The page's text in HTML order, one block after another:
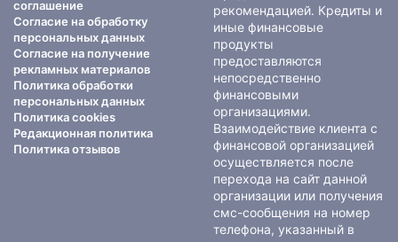
соглашение
Согласие на обработку
персональных данных
Согласие на получение
рекламных материалов
Политика обработки
персональных данных
Политика cookies
Редакционная политика
Политика отзывов
рекомендацией. Кредиты и
иные финансовые
продукты
предоставляются
непосредственно
финансовыми
организациями.
Взаимодействие клиента с
финансовой организацией
осуществляется после
перехода на сайт данной
организации или получения
смс-сообщения на номер
телефона, указанный в